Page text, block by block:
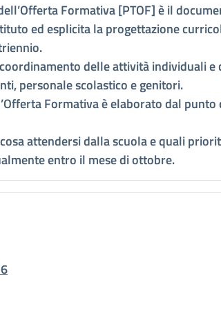
Formativa [PTOF] è il
ed esplicita la progettazione
delle attività individuali
personale scolastico e genitori.
Formativa è elaborato dal
attendersi dalla scuola e quali
entro il mese di ottobre.